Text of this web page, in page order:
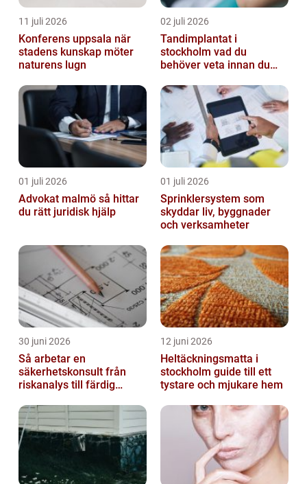
11 juli 2026
Konferens uppsala när
stadens kunskap möter
naturens lugn
02 juli 2026
Tandimplantat i
stockholm vad du
behöver veta innan du
01 juli 2026
Advokat malmö så hittar
du rätt juridisk hjälp
01 juli 2026
Sprinklersystem som
skyddar liv, byggnader
och verksamheter
30 juni 2026
Så arbetar en
säkerhetskonsult från
riskanalys till färdig
12 juni 2026
Heltäckningsmatta i
stockholm guide till ett
tystare och mjukare hem